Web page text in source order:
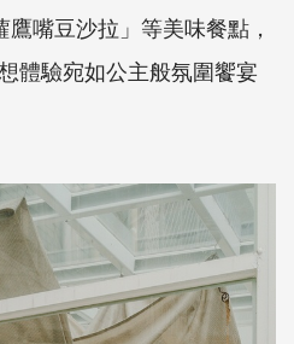
嘴豆沙拉」等美味餐點，
體驗宛如公主般氛圍饗宴